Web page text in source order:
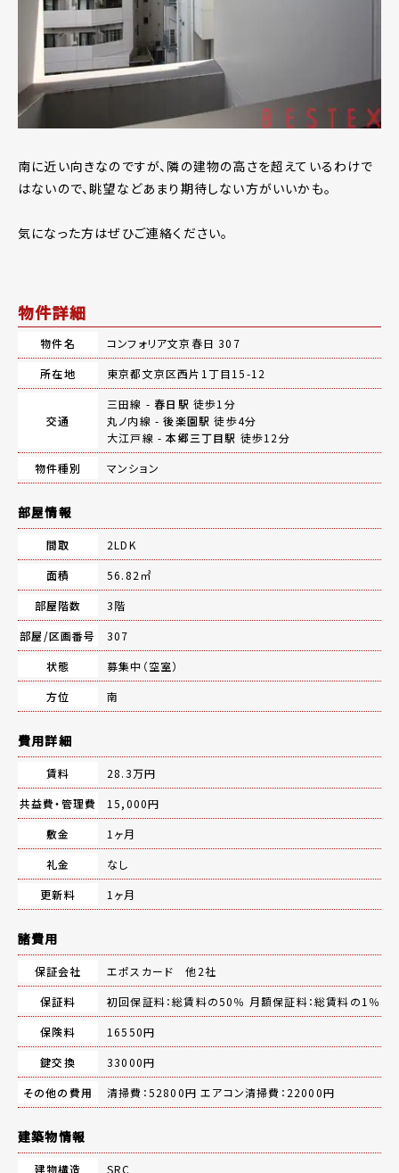
南に近い向きなのですが、隣の建物の高さを超えているわけで
はないので、眺望などあまり期待しない方がいいかも。
気になった方はぜひご連絡ください。
物件詳細
物件名
コンフォリア文京春日 307
所在地
東京都文京区西片1丁目15-12
交通
三田線 - 春日駅 徒歩1分
丸ノ内線 -後楽園駅 徒歩4分
大江戸線 -本郷三丁目駅 徒歩12分
物件種別
マンション
部屋情報
間取
2LDK
面積
56.82㎡
部屋階数
3階
部屋/区画番号
307
状態
募集中（空室）
方位
南
費用詳細
賃料
28.3万円
共益費・管理費
15,000円
敷金
1ヶ月
礼金
なし
更新料
1ヶ月
諸費用
保証会社
エポスカード 他2社
保証料
初回保証料：総賃料の50％ 月額保証料：総賃料の1％
保険料
16550円
鍵交換
33000円
その他の費用
清掃費：52800円 エアコン清掃費：22000円
建築物情報
建物構造
SRC